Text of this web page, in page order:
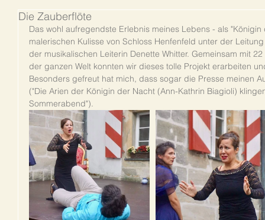
Die Zauberflöte
Das wohl aufregendste Erlebnis meines Lebens - als
malerischen Kulisse von Schloss Henfenfeld unter der
der musikalischen Leiterin Denette Whitter. Gemeinsam mit
der ganzen Welt konnten wir dieses tolle Projekt erarbeiten
Besonders gefreut hat mich, dass sogar die Presse meinen
("Die Arien der Königin der Nacht (Ann-Kathrin Biagioli)
Sommerabend").